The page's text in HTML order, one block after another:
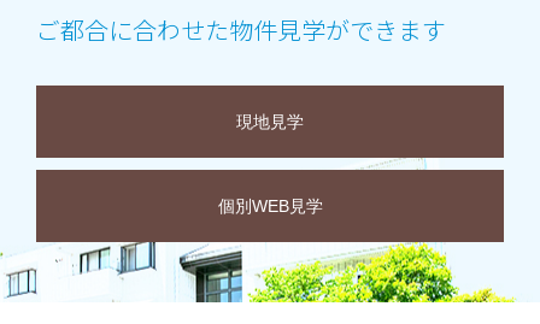
ご都合に合わせた物件見学ができます
現地見学
個別WEB見学